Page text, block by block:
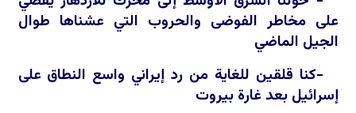
على مخاطر الفوضى والحروب التي عشناها طوال
الجيل الماضي
-كنا قلقين للغاية من رد إيراني واسع النطاق على
إسرائيل بعد غارة بيروت